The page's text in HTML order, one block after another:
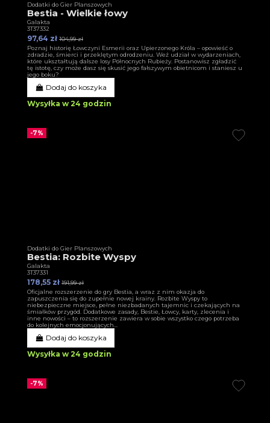
Dodatki do Gier Planszowych
Bestia - Wielkie łowy
Galakta
3T37332
97,64 zł 104,99 zł
Poznaj historię Łowczyni Esmerii oraz Upierzonego Króla – opowieść o
zdradzie, śmierci i przeklętym odrodzeniu. Weź udział w wydarzeniach,
które ukształtują dalsze losy Północnych Rubieży. Postanowisz zgładzić
tę istotę, czy może dasz się skusić jego fałszywym obietnicom i staniesz u
jego boku?
Dodaj do koszyka
Wysyłka w 24 godzin
-7%
Dodatki do Gier Planszowych
Bestia: Rozbite Wyspy
Galakta
3T37331
178,55 zł 191,99 zł
Oficjalne rozszerzenie do gry Bestia, a wraz z nim okazja do
zapuszczenia się do zupełnie nowej krainy. Rozbite Wyspy to
niebezpieczne miejsce, pełne niezbadanych tajemnic i czekających na
śmiałków przygód. Dodatkowe zasady, Bestie, Łowcy, karty, zlecenia i
inne nowości – to rozszerzenie zawiera w sobie wszystko czego potrzeba
do kolejnych emocjonujących...
Dodaj do koszyka
Wysyłka w 24 godzin
-7%